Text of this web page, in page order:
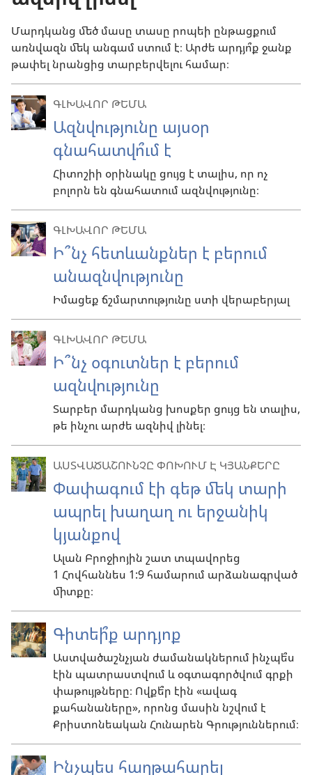
Մարդկանց մեծ մասը տասը րոպեի ընթացքում
առնվազն մեկ անգամ ստում է։ Արժե արդյո՞ք ջանք
թափել նրանցից տարբերվելու համար։
ԳԼԽԱՎՈՐ ԹԵՄԱ
Ազնվությունը այսօր
գնահատվո՞ւմ է
Հիտոշիի օրինակը ցույց է տալիս, որ ոչ
բոլորն են գնահատում ազնվությունը։
ԳԼԽԱՎՈՐ ԹԵՄԱ
Ի՞նչ հետևանքներ է բերում
անազնվությունը
Իմացեք ճշմարտությունը ստի վերաբերյալ
ԳԼԽԱՎՈՐ ԹԵՄԱ
Ի՞նչ օգուտներ է բերում
ազնվությունը
Տարբեր մարդկանց խոսքեր ցույց են տալիս,
թե ինչու արժե ազնիվ լինել։
ԱՍՏՎԱԾԱՇՈՒՆՉԸ ՓՈԽՈՒՄ Է ԿՅԱՆՔԵՐԸ
Փափագում էի գեթ մեկ տարի
ապրել խաղաղ ու երջանիկ
կյանքով
Ալան Բրոջիոյին շատ տպավորեց
1 Հովհաննես 1:9 համարում արձանագրված
միտքը։
Գիտեի՞ք արդյոք
Աստվածաշնչյան ժամանակներում ինչպե՞ս
էին պատրաստվում և օգտագործվում գրքի
փաթույթները։ Ովքե՞ր էին «ավագ
քահանաները», որոնց մասին նշվում է
Քրիստոնեական Հունարեն Գրություններում։
Ինչպես հաղթահարել